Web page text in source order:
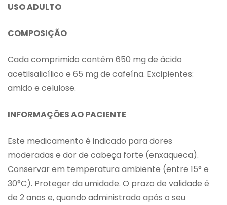
USO ADULTO
COMPOSIÇÃO
Cada comprimido contém 650 mg de ácido
acetilsalicílico e 65 mg de cafeína. Excipientes:
amido e celulose.
INFORMAÇÕES AO PACIENTE
Este medicamento é indicado para dores
moderadas e dor de cabeça forte (enxaqueca).
Conservar em temperatura ambiente (entre 15° e
30°C). Proteger da umidade. O prazo de validade é
de 2 anos e, quando administrado após o seu